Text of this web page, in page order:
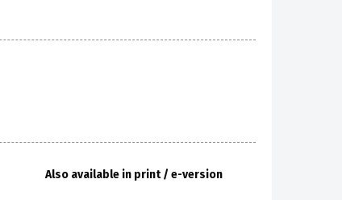
Also available in print / e-version